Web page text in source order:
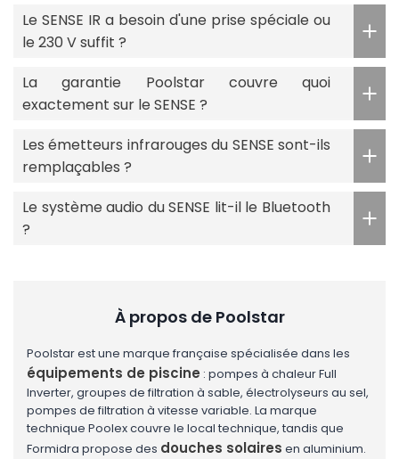
Le SENSE IR a besoin d'une prise spéciale ou
le 230 V suffit ?
La garantie Poolstar couvre quoi
exactement sur le SENSE ?
Les émetteurs infrarouges du SENSE sont-ils
remplaçables ?
Le système audio du SENSE lit-il le Bluetooth
?
À propos de Poolstar
Poolstar est une marque française spécialisée dans les
équipements de piscine : pompes à chaleur Full
Inverter, groupes de filtration à sable, électrolyseurs au sel,
pompes de filtration à vitesse variable. La marque
technique Poolex couvre le local technique, tandis que
Formidra propose des douches solaires en aluminium.